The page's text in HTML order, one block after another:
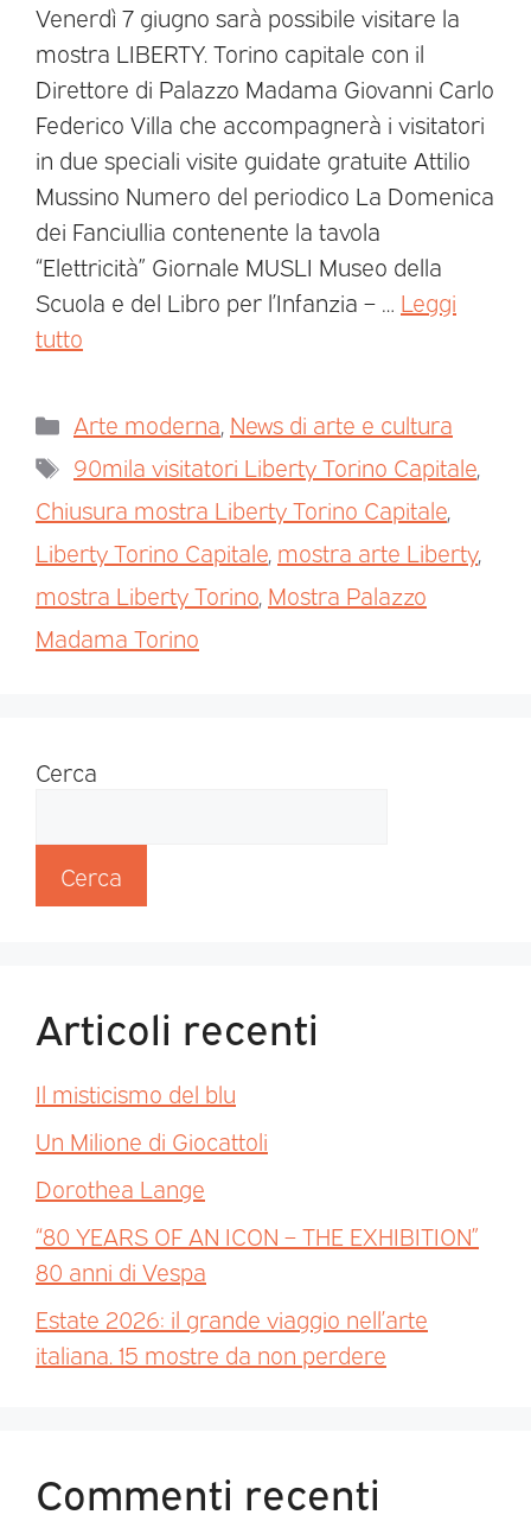
Venerdì 7 giugno sarà possibile visitare la
mostra LIBERTY. Torino capitale con il
Direttore di Palazzo Madama Giovanni Carlo
Federico Villa che accompagnerà i visitatori
in due speciali visite guidate gratuite Attilio
Mussino Numero del periodico La Domenica
dei Fanciullia contenente la tavola
“Elettricità” Giornale MUSLI Museo della
Scuola e del Libro per l’Infanzia – … Leggi
tutto
Arte moderna, News di arte e cultura
90mila visitatori Liberty Torino Capitale,
Chiusura mostra Liberty Torino Capitale,
Liberty Torino Capitale, mostra arte Liberty,
mostra Liberty Torino, Mostra Palazzo
Madama Torino
Cerca
Cerca
Articoli recenti
Il misticismo del blu
Un Milione di Giocattoli
Dorothea Lange
“80 YEARS OF AN ICON – THE EXHIBITION”
80 anni di Vespa
Estate 2026: il grande viaggio nell’arte
italiana. 15 mostre da non perdere
Commenti recenti